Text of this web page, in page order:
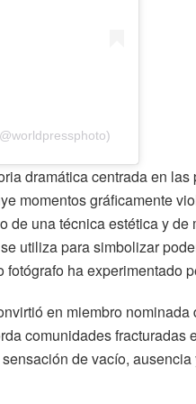
dramática centrada en
momentos gráficamente
de una técnica estética y
utiliza para simbolizar
ha experimentado
en miembro nominada
comunidades fracturadas
de vacío,